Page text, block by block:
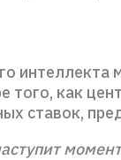
того, как
ставок,